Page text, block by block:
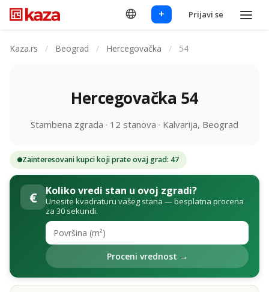
+ Prijavi se
Kaza.rs / Beograd / Hercegovačka / 54
Hercegovačka 54
Stambena zgrada · 12 stanova · Kalvarija, Beograd
Zainteresovani kupci koji prate ovaj grad: 47
€ Koliko vredi stan u ovoj zgradi?
Unesite kvadraturu vašeg stana — besplatna procena
za 30 sekundi.
Proceni vrednost →